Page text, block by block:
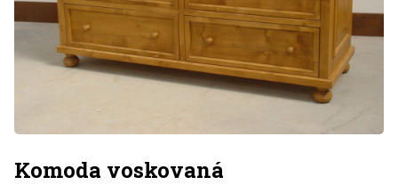
Komoda voskovaná